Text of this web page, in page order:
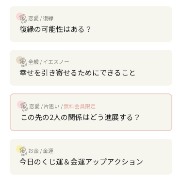
恋愛 復縁
復縁の可能性はある？
全般 イエスノー
幸せを引き寄せるためにできること
恋愛 片思い 無料会員限定
この先の2人の関係はどう進展する？
お金 金運
今日のくじ運＆金運アップアクション